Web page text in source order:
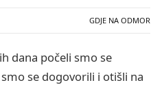
GDJE NA ODMOR
dana počeli smo se
se dogovorili i otišli na